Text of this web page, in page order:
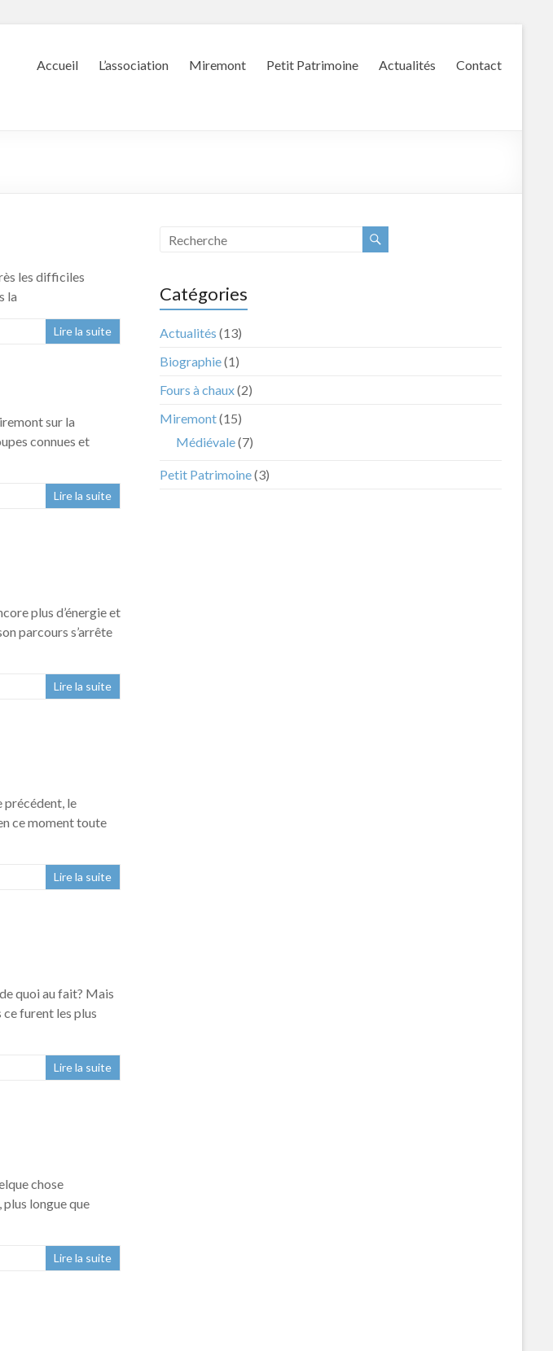
Accueil L’association Miremont Petit Patrimoine Actualités Contact
les difficiles
la
Lire la suite
sur la
connues et
Lire la suite
plus d’énergie et
parcours s’arrête
Lire la suite
précédent, le
ce moment toute
Lire la suite
quoi au fait? Mais
ce furent les plus
Lire la suite
chose
longue que
Lire la suite
Catégories
Actualités (13)
Biographie(1)
Fours à chaux(2)
Miremont(15)
Médiévale(7)
Petit Patrimoine(3)